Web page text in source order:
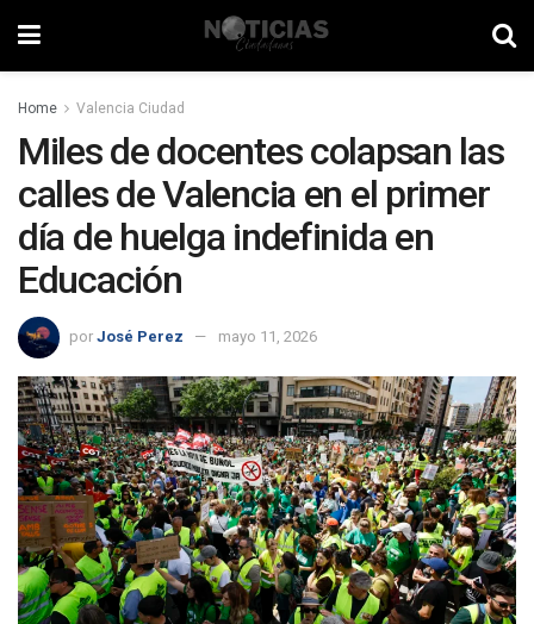
Home Valencia Ciudad
Miles de docentes colapsan las
calles de Valencia en el primer
día de huelga indefinida en
Educación
por José Perez mayo 11, 2026